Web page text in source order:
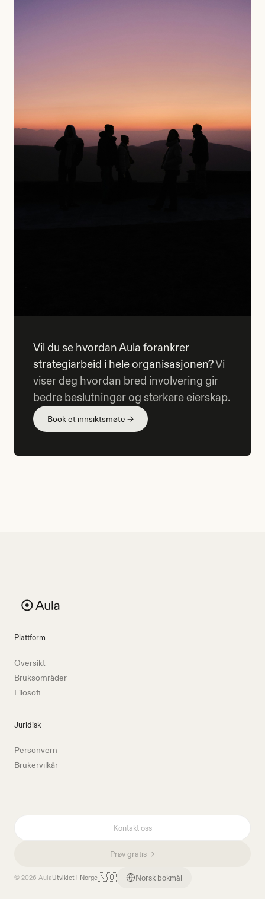
Vil du se hvordan Aula forankrer
strategiarbeid i hele organisasjonen?Vi
viser deg hvordan bred involvering gir
bedre beslutninger og sterkere eierskap.
Book et innsiktsmøte →
Plattform
Oversikt
Bruksområder
Filosofi
Juridisk
Personvern
Brukervilkår
© 2026 AulaUtviklet i Norge🇳🇴 Norsk bokmål
Kontakt oss
Prøv gratis →